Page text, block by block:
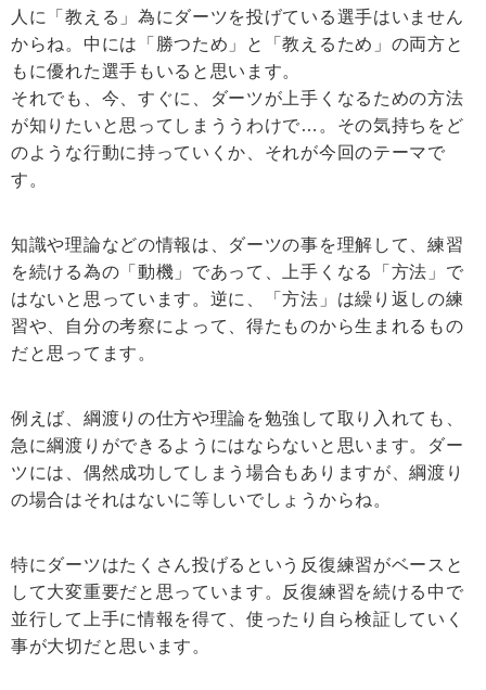
人に「教える」為にダーツを投げている選手はいません
からね。中には「勝つため」と「教えるため」の両方と
もに優れた選手もいると思います。
それでも、今、すぐに、ダーツが上手くなるための方法
が知りたいと思ってしまううわけで…。その気持ちをど
のような行動に持っていくか、それが今回のテーマで
す。
知識や理論などの情報は、ダーツの事を理解して、練習
を続ける為の「動機」であって、上手くなる「方法」で
はないと思っています。逆に、「方法」は繰り返しの練
習や、自分の考察によって、得たものから生まれるもの
だと思ってます。
例えば、綱渡りの仕方や理論を勉強して取り入れても、
急に綱渡りができるようにはならないと思います。ダー
ツには、偶然成功してしまう場合もありますが、綱渡り
の場合はそれはないに等しいでしょうからね。
特にダーツはたくさん投げるという反復練習がベースと
して大変重要だと思っています。反復練習を続ける中で
並行して上手に情報を得て、使ったり自ら検証していく
事が大切だと思います。